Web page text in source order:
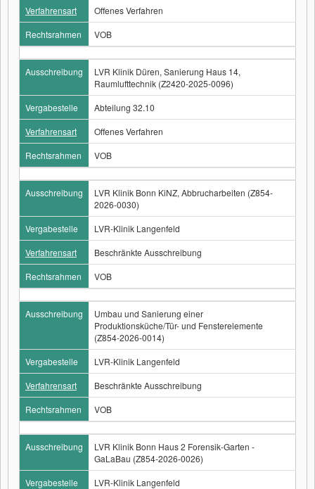
Verfahrensart
Offenes Verfahren
Rechtsrahmen
VOB
Ausschreibung
LVR Klinik Düren, Sanierung Haus 14,
Raumlufttechnik (Z2420-2025-0096)
Vergabestelle
Abteilung 32.10
Verfahrensart
Offenes Verfahren
Rechtsrahmen
VOB
Ausschreibung
LVR Klinik Bonn KiNZ, Abbrucharbeiten (Z854-
2026-0030)
Vergabestelle
LVR-Klinik Langenfeld
Verfahrensart
Beschränkte Ausschreibung
Rechtsrahmen
VOB
Ausschreibung
Umbau und Sanierung einer
Produktionsküche/Tür- und Fensterelemente
(Z854-2026-0014)
Vergabestelle
LVR-Klinik Langenfeld
Verfahrensart
Beschränkte Ausschreibung
Rechtsrahmen
VOB
Ausschreibung
LVR Klinik Bonn Haus 2 Forensik-Garten -
GaLaBau (Z854-2026-0026)
Vergabestelle
LVR-Klinik Langenfeld